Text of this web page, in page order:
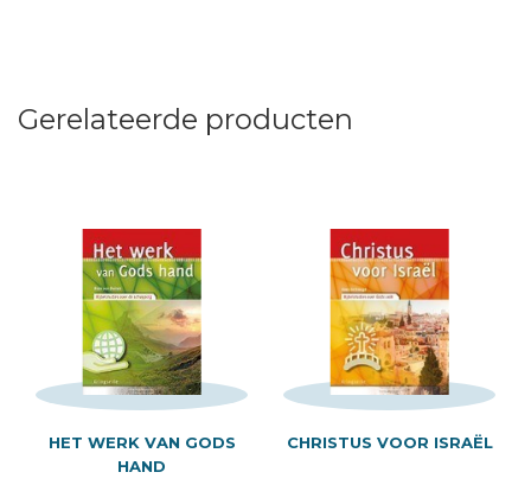
Gerelateerde producten
HET WERK VAN GODS
HAND
CHRISTUS VOOR ISRAËL